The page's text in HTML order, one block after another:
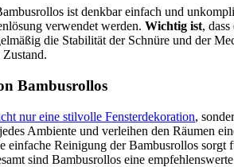
ist denkbar einfach und
verwendet werden. Wichtig ist,
die Stabilität der Schnüre und der
Bambusrollos
nur eine stilvolle Fensterdekoration,
Ambiente und verleihen den Räumen
einfache Reinigung der Bambusrollos sorgt
sind Bambusrollos eine